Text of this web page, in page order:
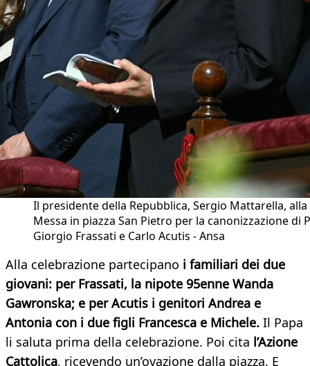
Il presidente della Repubblica, Sergio Mattarella, alla
Messa in piazza San Pietro per la canonizzazione di
Giorgio Frassati e Carlo Acutis - Ansa
Alla celebrazione partecipano i familiari dei due
giovani: per Frassati, la nipote 95enne Wanda
Gawronska; e per Acutis i genitori Andrea e
Antonia con i due figli Francesca e Michele. Il Papa
li saluta prima della celebrazione. Poi cita l’Azione
Cattolica, ricevendo un’ovazione dalla piazza. E